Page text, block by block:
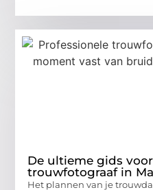
De ultieme gids
trouwfotograaf in
Het plannen van je